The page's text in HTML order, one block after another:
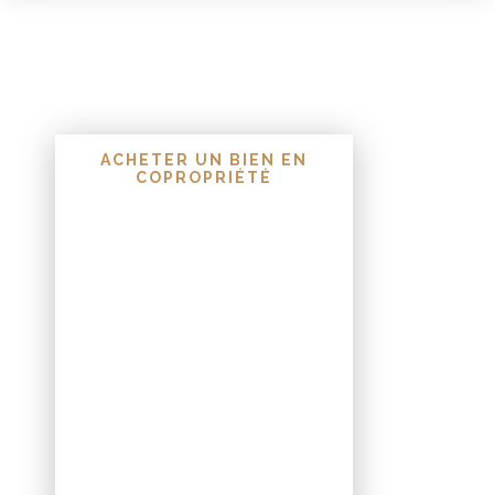
ACHETER UN BIEN EN
COPROPRIÉTÉ